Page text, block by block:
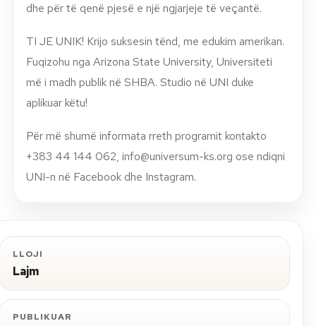
dhe për të qenë pjesë e një ngjarjeje të veçantë.
TI JE UNIK! Krijo suksesin tënd, me edukim amerikan.
Fuqizohu nga Arizona State University, Universiteti
më i madh publik në SHBA. Studio në UNI duke
aplikuar këtu!
Për më shumë informata rreth programit kontakto
+383 44 144 062, info@universum-ks.org ose ndiqni
UNI-n në Facebook dhe Instagram.
LLOJI
Lajm
PUBLIKUAR